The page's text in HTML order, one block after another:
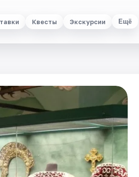
Квесты Экскурсии Ещё